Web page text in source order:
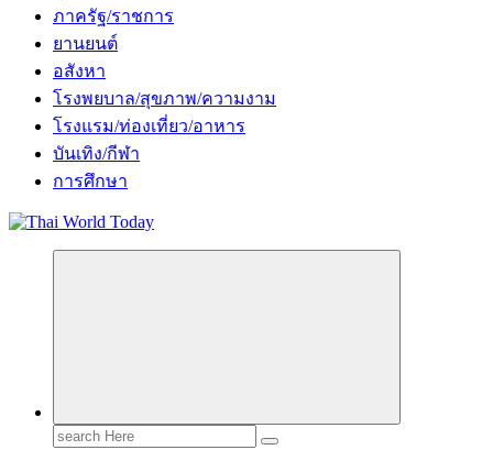
ภาครัฐ/ราชการ
ยานยนต์
อสังหา
โรงพยบาล/สุขภาพ/ความงาม
โรงแรม/ท่องเที่ยว/อาหาร
บันเทิง/กีฬา
การศึกษา
Search
for: